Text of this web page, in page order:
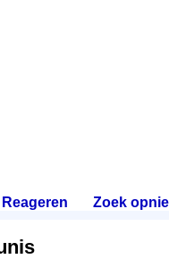
Reageren Zoek